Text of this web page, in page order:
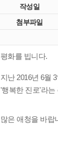
작성일
첨부파일
평화를 빕니다.
지난 2016년 6월
'행복한 진로'라는
많은 애청을 바랍